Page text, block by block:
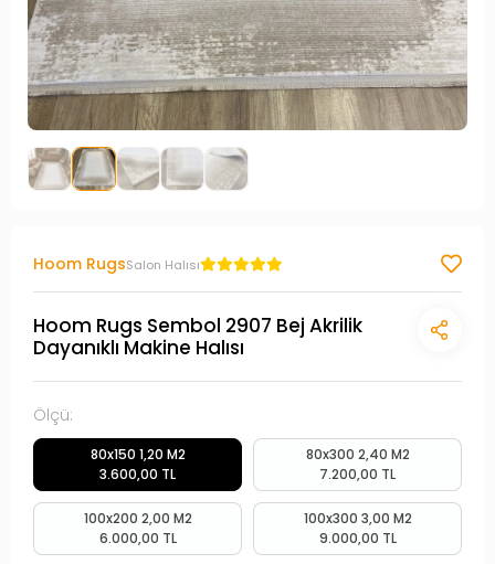
Hoom RugsSalon Halısı
Hoom Rugs Sembol 2907 Bej Akrilik
Dayanıklı Makine Halısı
Ölçü:
80x150 1,20 M2
3.600,00 TL
80x300 2,40 M2
7.200,00 TL
100x200 2,00 M2
6.000,00 TL
100x300 3,00 M2
9.000,00 TL